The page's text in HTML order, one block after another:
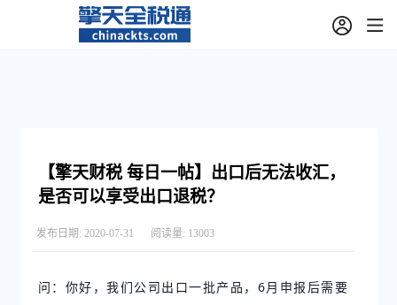
【擎天财税 每日一帖】出口后无法收汇，
是否可以享受出口退税？
发布日期: 2020-07-31 阅读量: 13003
问：你好，我们公司出口一批产品，6月申报后需要